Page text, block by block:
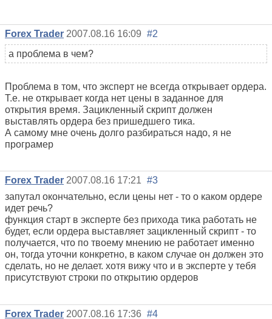
Forex Trader 2007.08.16 16:09 #2
а проблема в чем?
Проблема в том, что эксперт не всегда открывает ордера.
Т.е. не открывает когда нет цены в заданное для
открытия время. Зацикленный скрипт должен
выставлять ордера без пришедшего тика.
А самому мне очень долго разбираться надо, я не
програмер
Forex Trader 2007.08.16 17:21 #3
запутал окончательно, если цены нет - то о каком ордере
идет речь?
функция старт в эксперте без прихода тика работать не
будет, если ордера выставляет зацикленный скрипт - то
получается, что по твоему мнению не работает именно
он, тогда уточни конкретно, в каком случае он должен это
сделать, но не делает. хотя вижу что и в эксперте у тебя
присутствуют строки по открытию ордеров
Forex Trader 2007.08.16 17:36 #4